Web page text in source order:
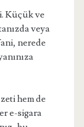
Küçük ve
veya
nerede
hem de
e-sigara